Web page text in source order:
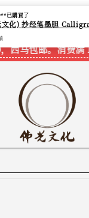
追踪您的订单
赖的商店
西马包邮。消费满
已購買了